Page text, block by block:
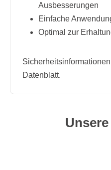
Ausbesserungen
Einfache
Optimal zur
Sicherheitsinformationen
Datenblatt.